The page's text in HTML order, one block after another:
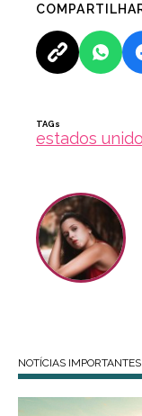
TAGs
estados
NOTÍCIAS IMPORTANTES